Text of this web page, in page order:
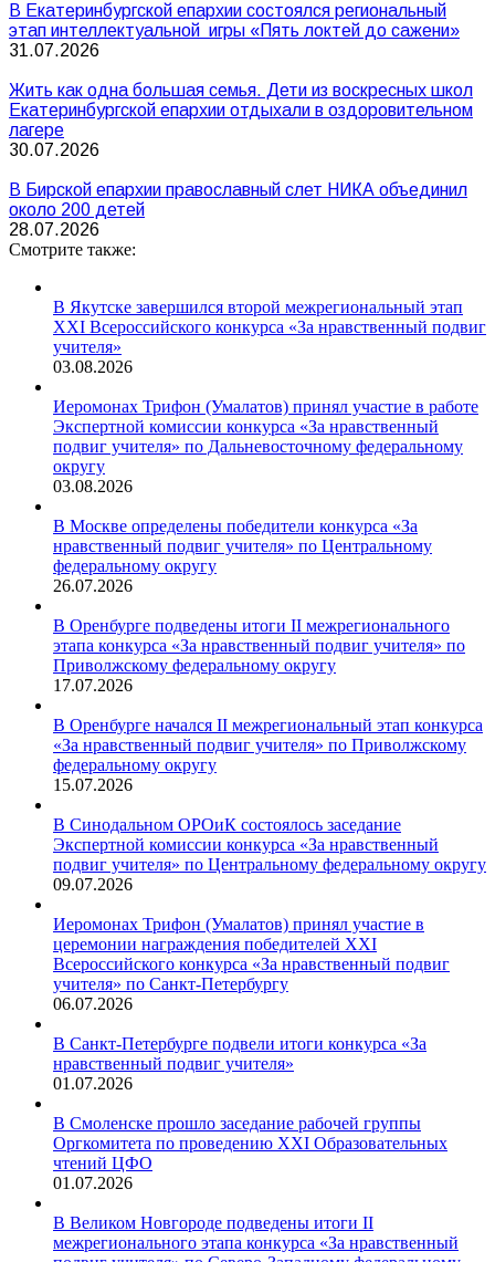
В Екатеринбургской епархии состоялся региональный
этап интеллектуальной игры «Пять локтей до сажени»
31.07.2026
Жить как одна большая семья. Дети из воскресных школ
Екатеринбургской епархии отдыхали в оздоровительном
лагере
30.07.2026
В Бирской епархии православный слет НИКА объединил
около 200 детей
28.07.2026
Смотрите также:
В Якутске завершился второй межрегиональный этап
XXI Всероссийского конкурса «За нравственный подвиг
учителя»
03.08.2026
Иеромонах Трифон (Умалатов) принял участие в работе
Экспертной комиссии конкурса «За нравственный
подвиг учителя» по Дальневосточному федеральному
округу
03.08.2026
В Москве определены победители конкурса «За
нравственный подвиг учителя» по Центральному
федеральному округу
26.07.2026
В Оренбурге подведены итоги II межрегионального
этапа конкурса «За нравственный подвиг учителя» по
Приволжскому федеральному округу
17.07.2026
В Оренбурге начался II межрегиональный этап конкурса
«За нравственный подвиг учителя» по Приволжскому
федеральному округу
15.07.2026
В Синодальном ОРОиК состоялось заседание
Экспертной комиссии конкурса «За нравственный
подвиг учителя» по Центральному федеральному округу
09.07.2026
Иеромонах Трифон (Умалатов) принял участие в
церемонии награждения победителей XXI
Всероссийского конкурса «За нравственный подвиг
учителя» по Санкт-Петербургу
06.07.2026
В Санкт-Петербурге подвели итоги конкурса «За
нравственный подвиг учителя»
01.07.2026
В Смоленске прошло заседание рабочей группы
Оргкомитета по проведению XXI Образовательных
чтений ЦФО
01.07.2026
В Великом Новгороде подведены итоги II
межрегионального этапа конкурса «За нравственный